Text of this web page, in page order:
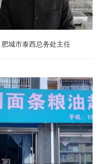
肥城市泰西总务处主任